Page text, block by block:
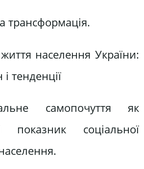
трансформація.
населення України:
тенденції
самопочуття як
показник соціальної